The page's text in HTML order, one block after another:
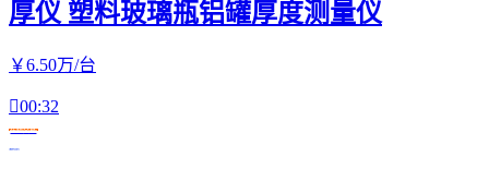
厚仪 塑料玻璃瓶铝罐厚度测量仪
￥6.50万/台
00:32
在线交易